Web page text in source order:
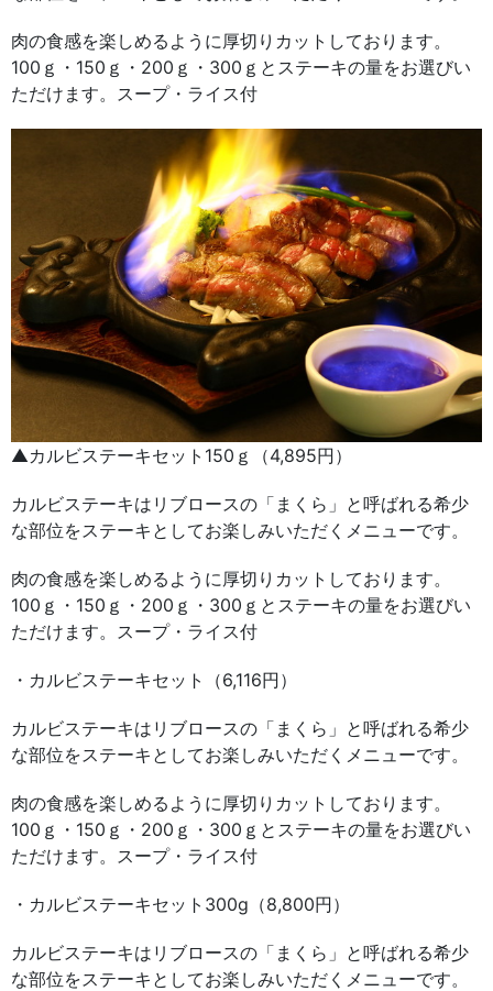
肉の食感を楽しめるように厚切りカットしております。
100ｇ・150ｇ・200ｇ・300ｇとステーキの量をお選びい
ただけます。スープ・ライス付
▲カルビステーキセット150ｇ（4,895円）
カルビステーキはリブロースの「まくら」と呼ばれる希少
な部位をステーキとしてお楽しみいただくメニューです。
肉の食感を楽しめるように厚切りカットしております。
100ｇ・150ｇ・200ｇ・300ｇとステーキの量をお選びい
ただけます。スープ・ライス付
・カルビステーキセット（6,116円）
カルビステーキはリブロースの「まくら」と呼ばれる希少
な部位をステーキとしてお楽しみいただくメニューです。
肉の食感を楽しめるように厚切りカットしております。
100ｇ・150ｇ・200ｇ・300ｇとステーキの量をお選びい
ただけます。スープ・ライス付
・カルビステーキセット300g（8,800円）
カルビステーキはリブロースの「まくら」と呼ばれる希少
な部位をステーキとしてお楽しみいただくメニューです。